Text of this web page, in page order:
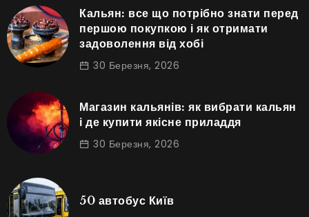
Кальян: все що потрібно знати перед
першою покупкою і як отримати
задоволення від хобі
30 Березня, 2026
Магазин кальянів: як вибрати кальян
і де купити якісне приладдя
30 Березня, 2026
50 автобус Київ